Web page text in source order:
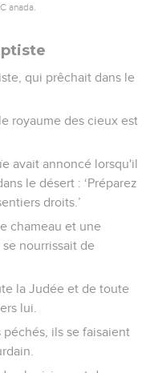
anada.
qui prêchait dans le
royaume des cieux est
avait annoncé lorsqu'il
le désert : ‘Préparez
droits.’
chameau et une
nourrissait de
la Judée et de toute
lui.
ils se faisaient